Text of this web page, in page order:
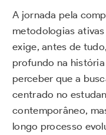
A jornada pela
metodologias
exige, antes de
profundo na
perceber que a
centrado no
contemporâneo,
longo processo